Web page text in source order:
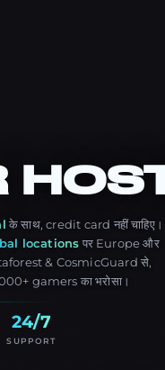
के साथ, credit card नहीं चाहिए।
locations पर Europe और
& CosmicGuard से,
gamers का भरोसा।
24/7
SUPPORT